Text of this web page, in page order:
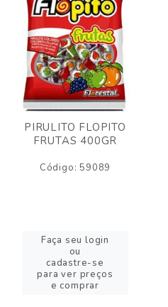
PIRULITO FLOPITO
FRUTAS 400GR
Código: 59089
Faça seu login
ou
cadastre-se
para ver preços
e comprar